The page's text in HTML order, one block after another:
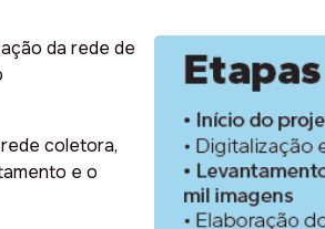
da rede de
coletora,
e o